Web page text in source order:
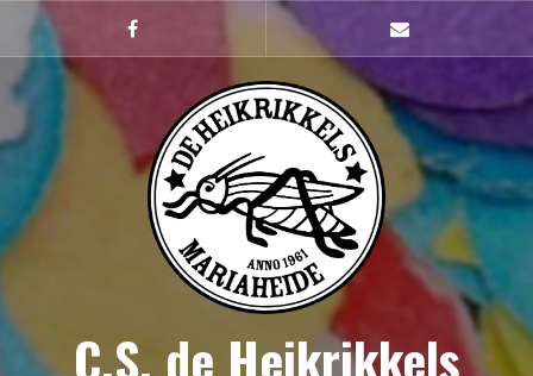
Naar
inhoud
springen
Facebook mailto
C.S. de Heikrikkels